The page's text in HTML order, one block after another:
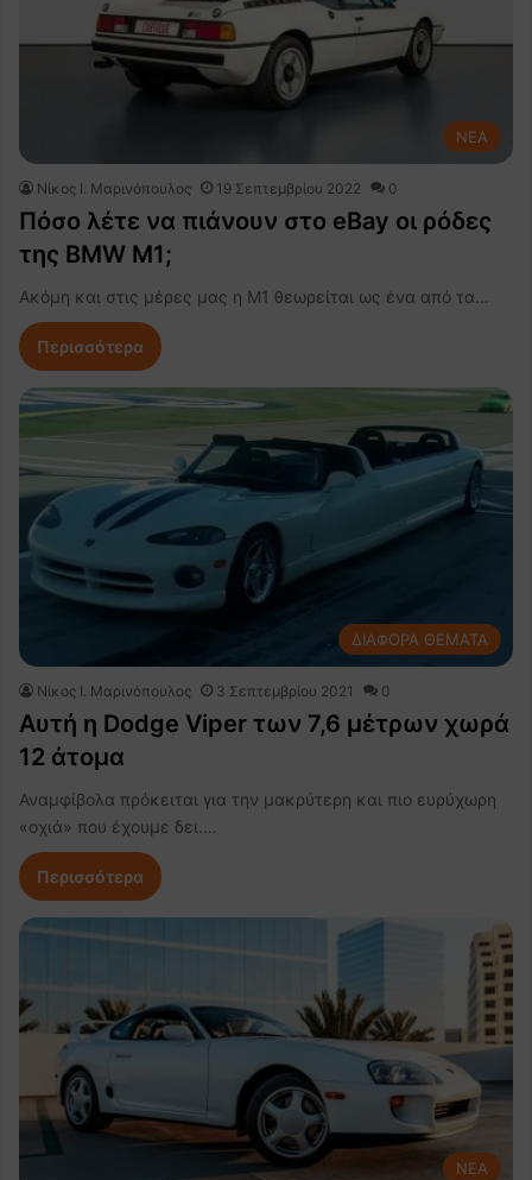
NEA
Nίκος Ι. Mαρινόπουλος 19 Σεπτεμβρίου 2022 0
Πόσο λέτε να πιάνουν στο eBay οι ρόδες
της BMW M1;
Ακόμη και στις μέρες μας η M1 θεωρείται ως ένα από τα…
Περισσότερα
ΔΙΑΦΟΡΑ ΘΕΜΑΤΑ
Nίκος Ι. Mαρινόπουλος 3 Σεπτεμβρίου 2021 0
Αυτή η Dodge Viper των 7,6 μέτρων χωρά
12 άτομα
Αναμφίβολα πρόκειται για την μακρύτερη και πιο ευρύχωρη
«οχιά» που έχουμε δει.…
Περισσότερα
NEA